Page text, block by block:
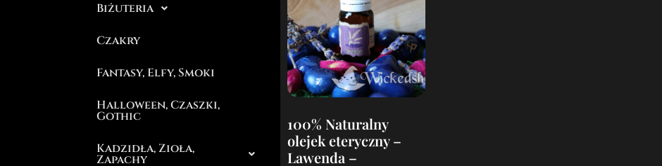
Biżuteria
Czakry
Fantasy, Elfy, Smoki
Halloween, Czaszki,
Gothic
Kadzidła, Zioła,
Zapachy
100% Naturalny
olejek eteryczny –
Lawenda –